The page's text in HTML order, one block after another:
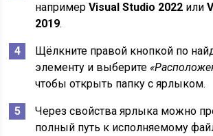
напримерVisual Studio 2022 или
2019.
Щёлкните правой кнопкой по
элементу и выберите
чтобы открыть папку с ярлыком.
Через свойства ярлыка можно
полный путь к исполняемому